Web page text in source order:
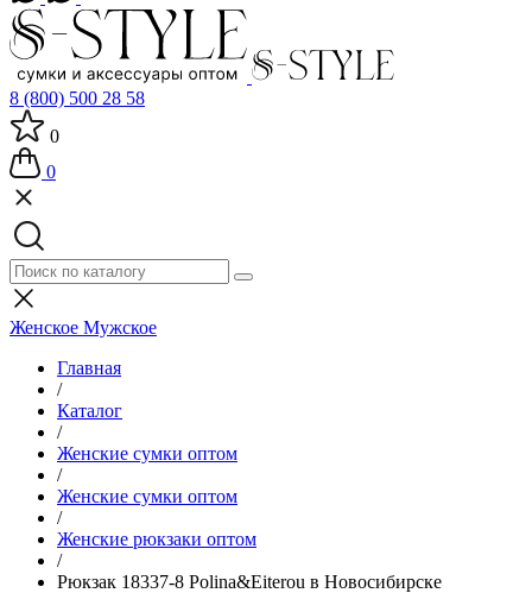
8 (800) 500 28 58
0
0
Женское Мужское
Главная
/
Каталог
/
Женские сумки оптом
/
Женские сумки оптом
/
Женские рюкзаки оптом
/
Рюкзак 18337-8 Polina&Eiterou в Новосибирске